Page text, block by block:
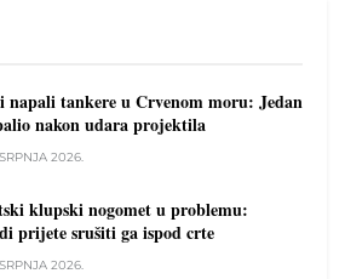
tankere u Crvenom moru: Jedan
nakon udara projektila
2026.
klupski nogomet u problemu:
prijete srušiti ga ispod crte
2026.